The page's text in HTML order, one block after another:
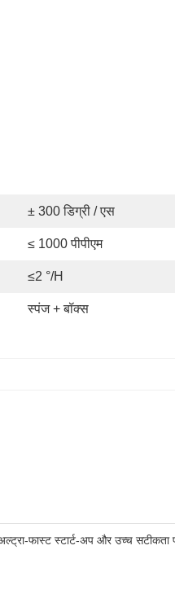
± 300 डिग्री / एस
≤ 1000 पीपीएम
≤2 °/h
स्पंज + बॉक्स
फास्ट स्टार्ट-अप और उच्च